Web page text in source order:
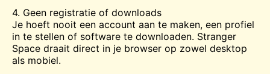
4. Geen registratie of downloads
Je hoeft nooit een account aan te maken, een profiel
in te stellen of software te downloaden. Stranger
Space draait direct in je browser op zowel desktop
als mobiel.